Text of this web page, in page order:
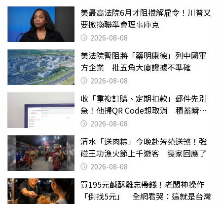
美最高法院6月才阻擋解雇令！川普又
要撤換聯準會理事庫克
2026-08-08
美法院暫阻將「藥明康德」列中國軍
方企業 批五角大廈證據不準確
2026-08-08
收「重複訂購、定期扣款」郵件先別
急！他掃QR Code想取消 積蓄瞬間
蒸發2026-08-08
清水「送肉粽」今晚赴芳苑送煞！強
碰王功漁火節上千遊客 喪家回應了
2026-08-08
買195元鹹酥雞忘帶錢！老闆神操作
「倒找5元」 全網看哭：這就是台灣